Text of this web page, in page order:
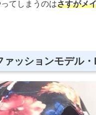
てしまうのはさすがメ
ッションモデル・